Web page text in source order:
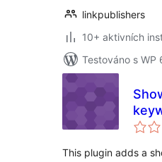
linkpublishers
10+ aktivních
Testováno s WP
This plugin adds a